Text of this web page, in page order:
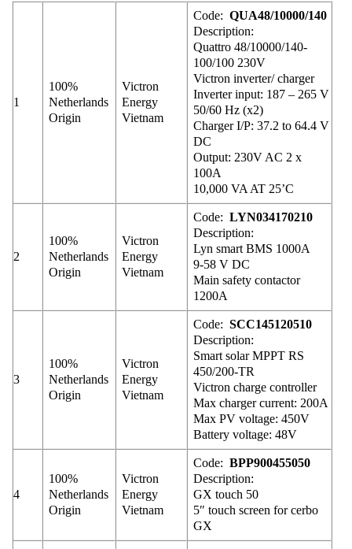
1
100%
Netherlands
Origin
Victron
Energy
Vietnam
Code: QUA48/10000/140
Description:
Quattro 48/10000/140-
100/100 230V
Victron inverter/ charger
Inverter input: 187 – 265 V
50/60 Hz (x2)
Charger I/P: 37.2 to 64.4 V
DC
Output: 230V AC 2 x
100A
10,000 VA AT 25’C
2
100%
Netherlands
Origin
Victron
Energy
Vietnam
Code: LYN034170210
Description:
Lyn smart BMS 1000A
9-58 V DC
Main safety contactor
1200A
3
100%
Netherlands
Origin
Victron
Energy
Vietnam
Code: SCC145120510
Description:
Smart solar MPPT RS
450/200-TR
Victron charge controller
Max charger current: 200A
Max PV voltage: 450V
Battery voltage: 48V
4
100%
Netherlands
Origin
Victron
Energy
Vietnam
Code: BPP900455050
Description:
GX touch 50
5″ touch screen for cerbo
GX